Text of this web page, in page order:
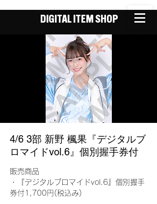
DIGITAL ITEM SHOP
4/6 3部 新野 楓果『デジタルブ
ロマイドvol.6』個別握手券付
販売商品
・『デジタルブロマイドvol.6』個別握手
券付1,700円(税込み)